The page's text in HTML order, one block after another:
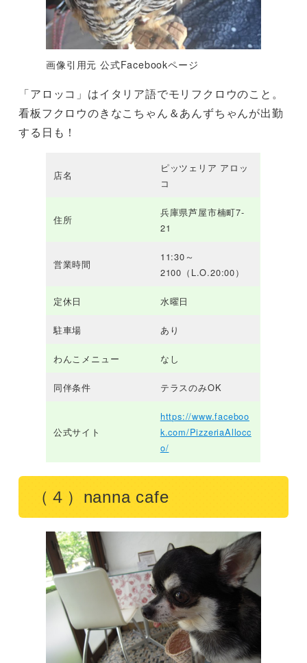
画像引用元 公式Facebookページ
「アロッコ」はイタリア語でモリフクロウのこと。
看板フクロウのきなこちゃん＆あんずちゃんが出勤
する日も！
店名
ピッツェリア アロッ
コ
住所
兵庫県芦屋市楠町7-
21
営業時間
11:30～
2100（L.O.20:00）
定休日 水曜日
駐車場 あり
わんこメニュー なし
同伴条件 テラスのみOK
公式サイト
https://www.faceboo
k.com/PizzeriaAllocc
o/
（４）nanna cafe